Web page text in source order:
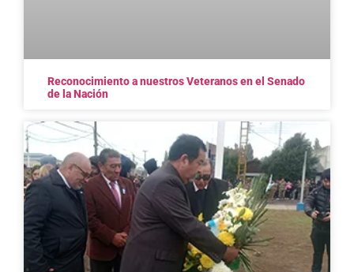
Reconocimiento a nuestros Veteranos en el Senado
de la Nación